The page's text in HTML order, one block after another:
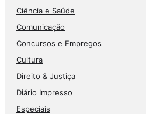
Ciência e Saúde
Comunicação
Concursos e Empregos
Cultura
Direito & Justiça
Diário Impresso
Especiais